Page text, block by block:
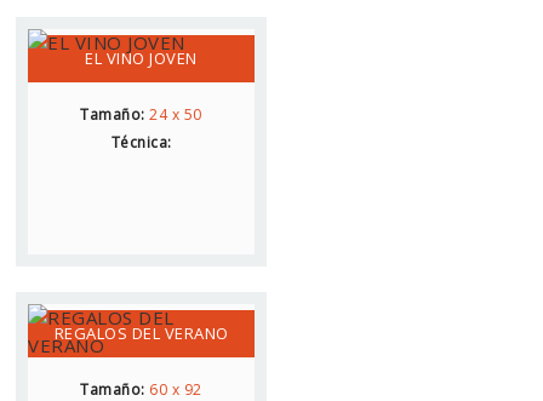
EL VINO JOVEN
Tamaño: 24 x 50
Técnica:
REGALOS DEL VERANO
Tamaño: 60 x 92